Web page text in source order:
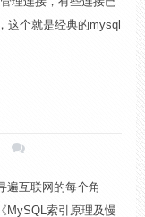
这个就是经典的mysql
遍互联网的每个角
MySQL索引原理及慢